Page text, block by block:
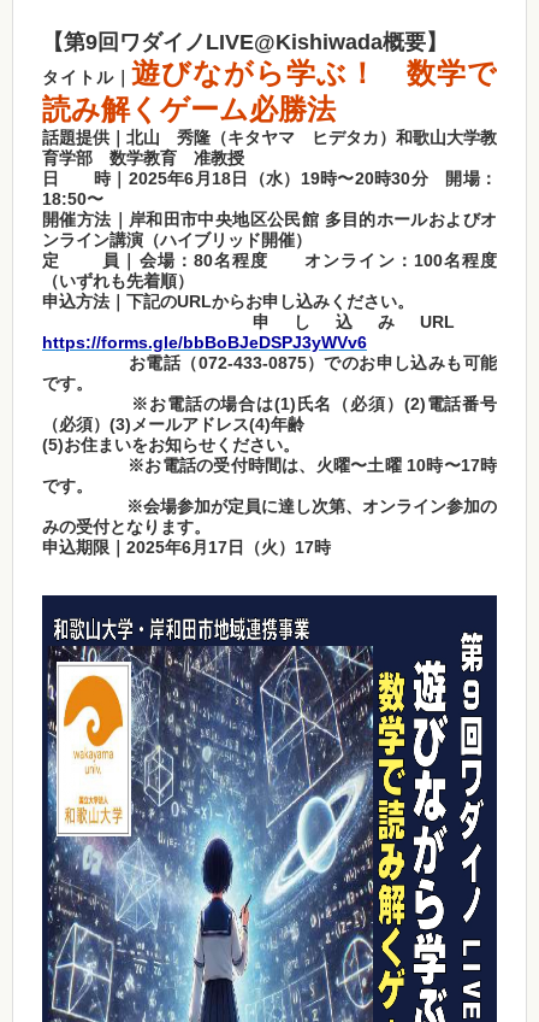
【第9回ワダイノLIVE@Kishiwada概要】
タイトル｜ 遊びながら学ぶ！ 数学で
読み解くゲーム必勝法
話題提供｜北山 秀隆（キタヤマ ヒデタカ）和歌山大学教
育学部 数学教育 准教授
日 時｜ 2025年6月18日（水）19時〜20時30分 開場：
18:50〜
開催方法｜岸和田市中央地区公民館 多目的ホールおよびオ
ンライン講演（ハイブリッド開催）
定 員｜会場：80名程度 オンライン：100名程度
（いずれも先着順）
申込方法｜下記のURLからお申し込みください。
申し込みURL
https://forms.gle/bbBoBJeDSPJ3yWVv6
お電話（072-433-0875）でのお申し込みも可能
です。
※お電話の場合は(1)氏名（必須）(2)電話番号
（必須）(3)メールアドレス(4)年齢
(5)お住まいをお知らせください。
※お電話の受付時間は、火曜〜土曜 10時〜17時
です。
※会場参加が定員に達し次第、オンライン参加の
みの受付となります。
申込期限｜2025年6月17日（火）17時